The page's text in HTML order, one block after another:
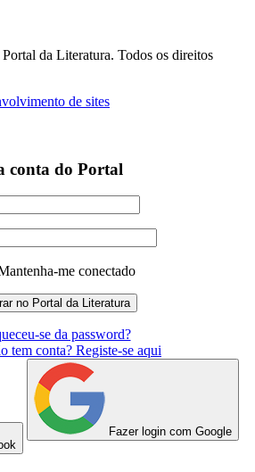
da Literatura. Todos os direitos
conta do Portal
me conectado
se da password?
tem conta? Registe-se aqui
Fazer login com Google